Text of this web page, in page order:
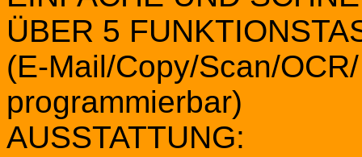
ÜBER 5
(E-Mail/Copy/Scan/
programmierbar)
AUSSTATTUNG: